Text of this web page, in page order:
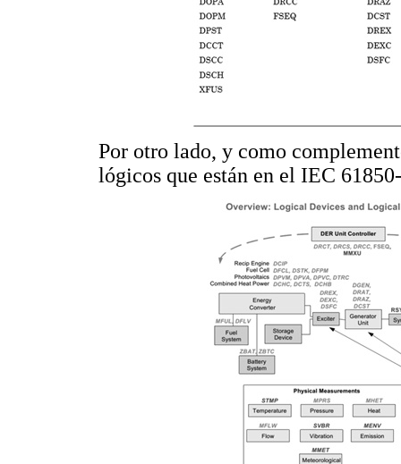
Por otro lado, y como
lógicos que están en el IEC